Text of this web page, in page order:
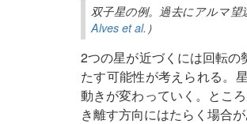
双子星の例。過去にアルマ望
Alves et al. ）
2つの星が近づくには回転
たす可能性が考えられる。
動きが変わっていく。とこ
き離す方向にはたらく場合